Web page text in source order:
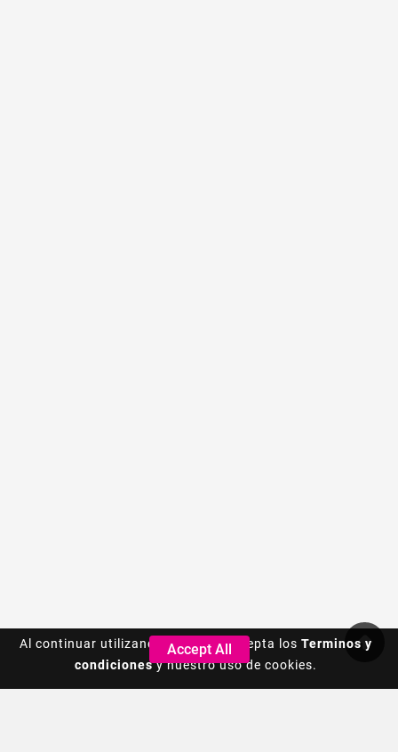
Al continuar utilizando este sitio, acepta los Terminos y
condicionesy nuestro uso de cookies.
Accept All
Al continuar utilizando este sitio, acepta los Terminos y
condicionesy nuestro uso de cookies.
Accept All